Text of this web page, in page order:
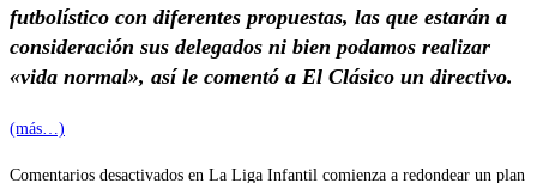
futbolístico con diferentes propuestas, las que estarán a
consideración sus delegados ni bien podamos realizar
«vida normal», así le comentó a El Clásico un directivo.
(más…)
Comentarios desactivados en La Liga Infantil comienza a redondear un plan